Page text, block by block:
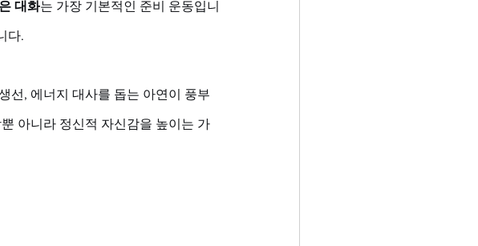
대화는 가장 기본적인 준비 운동입니
다.
선, 에너지 대사를 돕는 아연이 풍부
아니라 정신적 자신감을 높이는 가